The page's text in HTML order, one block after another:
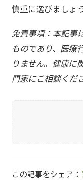
慎重に選びましょう
免責事項：本記事
ものであり、医療
りません。健康に
門家にご相談くだ
この記事をシェア：